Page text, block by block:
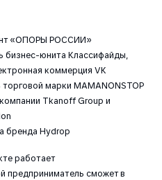
«ОПОРЫ РОССИИ»
юнита Классифайды,
коммерция VK
марки MAMANONSTOP
Tkanoff Group и
бренда Hydrop
работает
предприниматель сможет в